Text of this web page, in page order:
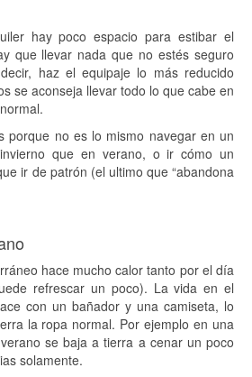
hay poco espacio para estibar el
que llevar nada que no estés seguro
haz el equipaje lo más reducido
se aconseja llevar todo lo que cabe en
porque no es lo mismo navegar en un
que en verano, o ir cómo un
ir de patrón (el ultimo que “abandona
hace mucho calor tanto por el día
refrescar un poco). La vida en el
con un bañador y una camiseta, lo
la ropa normal. Por ejemplo en una
se baja a tierra a cenar un poco
solamente.